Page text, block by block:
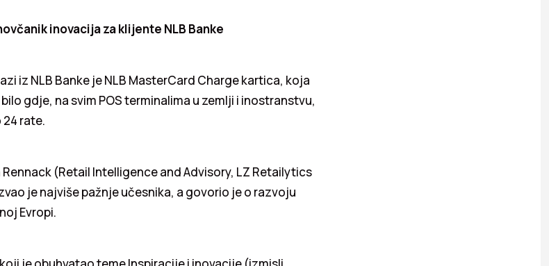
inovacija za klijente NLB Banke
iz NLB Banke je NLB MasterCard Charge kartica, koja
gdje, na svim POS terminalima u zemlji i inostranstvu,
rate.
(Retail Intelligence and Advisory, LZ Retailytics
je najviše pažnje učesnika, a govorio je o razvoju
Evropi.